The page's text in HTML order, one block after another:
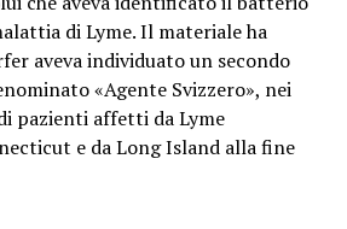
di Lyme. Il materiale ha
aveva individuato un secondo
«Agente Svizzero», nei
pazienti affetti da Lyme
e da Long Island alla fine